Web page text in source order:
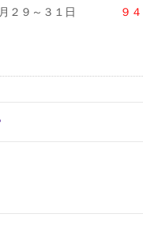
９～３１日
９４